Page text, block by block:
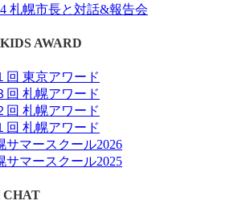
札幌市長と対話&報告会
AWARD
回 東京アワード
回 札幌アワード
回 札幌アワード
回 札幌アワード
サマースクール2026
サマースクール2025
CHAT